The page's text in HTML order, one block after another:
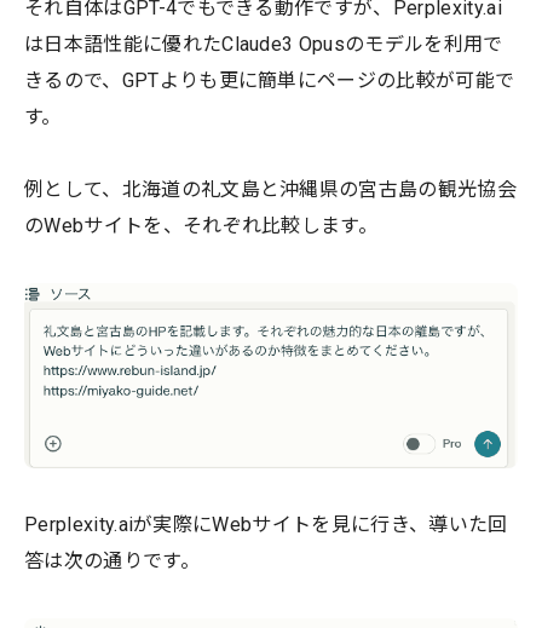
それ自体はGPT-4でもできる動作ですが、Perplexity.ai
は日本語性能に優れたClaude3 Opusのモデルを利用で
きるので、GPTよりも更に簡単にページの比較が可能で
す。
例として、北海道の礼文島と沖縄県の宮古島の観光協会
のWebサイトを、それぞれ比較します。
Perplexity.aiが実際にWebサイトを見に行き、導いた回
答は次の通りです。